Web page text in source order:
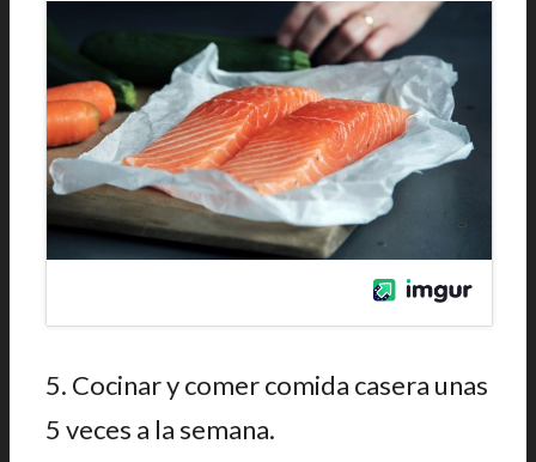
5. Cocinar y comer comida casera unas
5 veces a la semana.